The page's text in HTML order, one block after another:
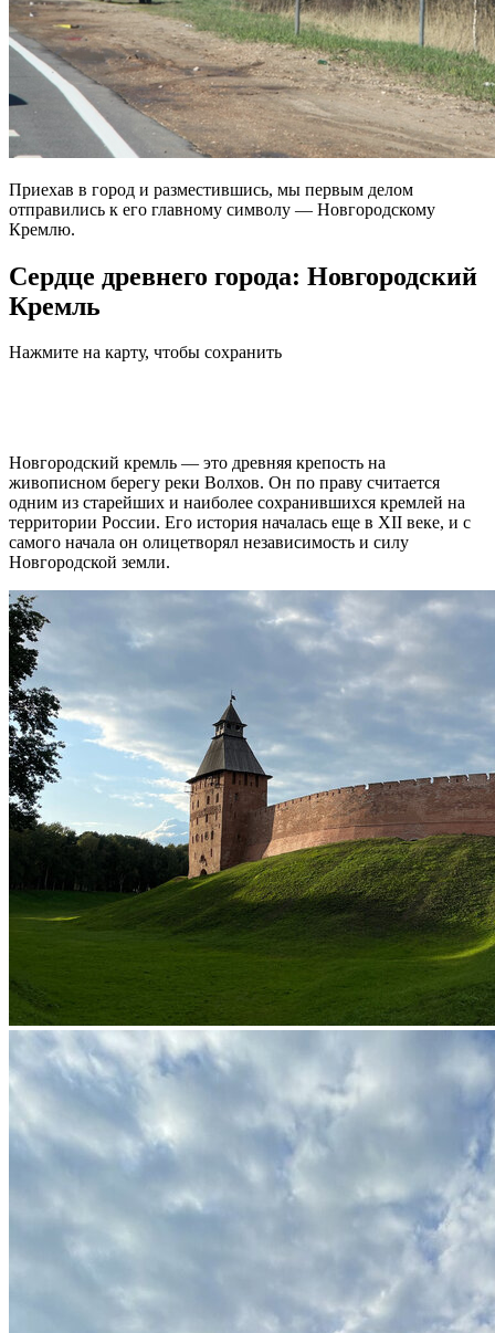
Приехав в город и разместившись, мы первым делом
отправились к его главному символу — Новгородскому
Кремлю.
Сердце древнего города: Новгородский
Кремль
Нажмите на карту, чтобы сохранить
Новгородский кремль — это древняя крепость на
живописном берегу реки Волхов. Он по праву считается
одним из старейших и наиболее сохранившихся кремлей на
территории России. Его история началась еще в XII веке, и с
самого начала он олицетворял независимость и силу
Новгородской земли.